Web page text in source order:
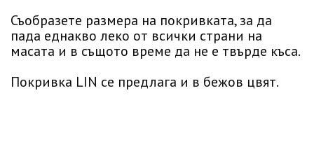
Съобразете размера на покривката, за да
пада еднакво леко от всички страни на
масата и в същото време да не е твърде къса.
Покривка LIN се предлага и в бежов цвят.